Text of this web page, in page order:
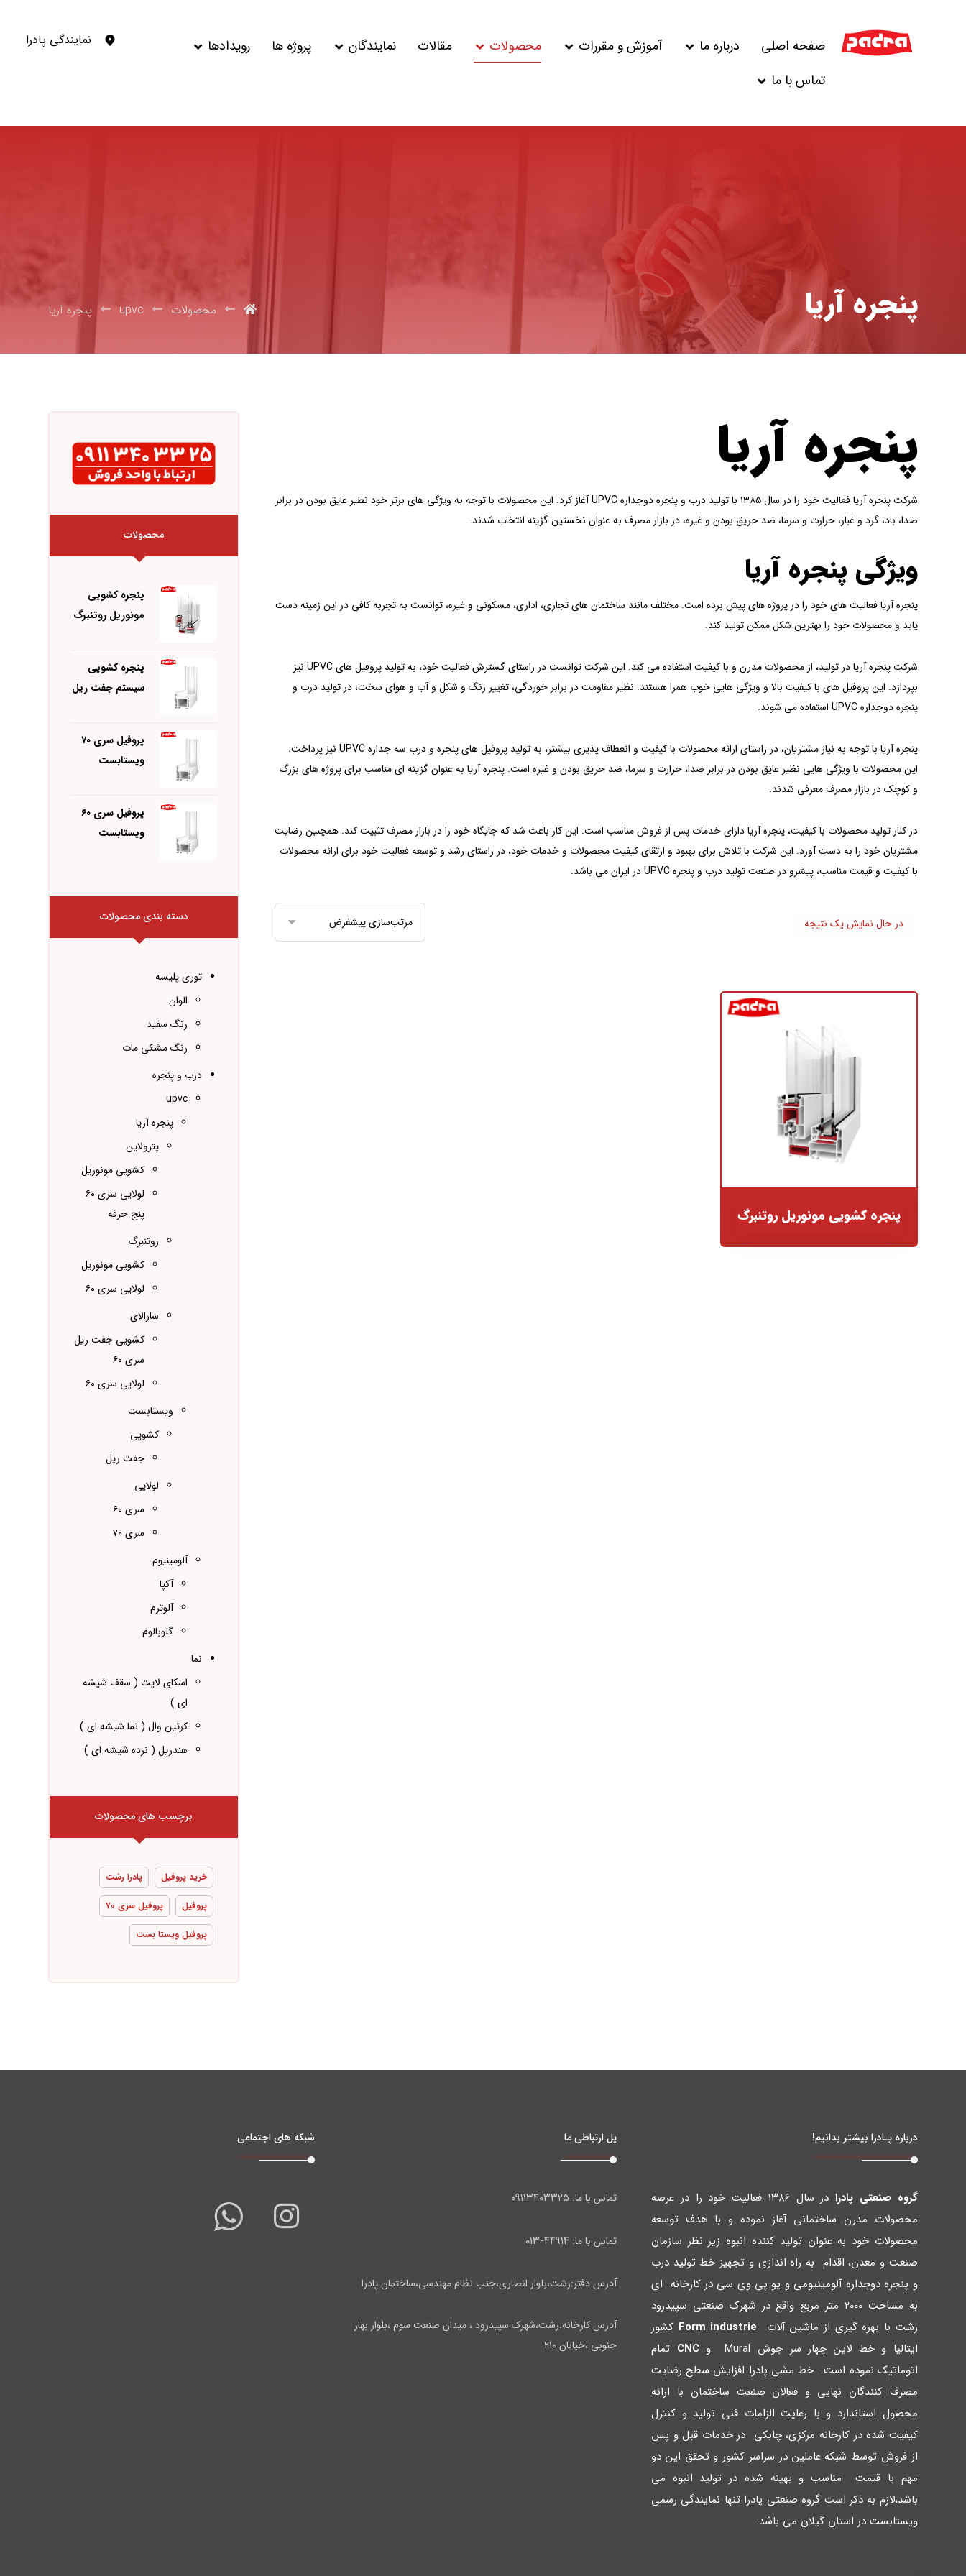
صفحه اصلی درباره ما آموزش و مقررات محصولات مقالات نمایندگان پروژه ها
رویدادها
تماس با ما
نمایندگی پادرا
پنجره آریا محصولات upvc پنجره آریا
پنجره آریا
شرکت پنجره آریا فعالیت خود را در سال ۱۳۸۵ با تولید درب و پنجره دوجداره UPVC آغاز کرد. این محصولات با توجه به ویژگی های برتر خود نظیر عایق بودن در برابر
صدا، باد، گرد و غبار، حرارت و سرما، ضد حریق بودن و غیره، در بازار مصرف به عنوان نخستین گزینه انتخاب شدند.
ویژگی پنجره آریا
پنجره آریا فعالیت های خود را در پروژه های پیش برده است. مختلف مانند ساختمان های تجاری، اداری، مسکونی و غیره، توانست به تجربه کافی در این زمینه دست
یابد و محصولات خود را بهترین شکل ممکن تولید کند.
شرکت پنجره آریا در تولید، از محصولات مدرن و با کیفیت استفاده می کند. این شرکت توانست در راستای گسترش فعالیت خود، به تولید پروفیل های UPVC نیز
بپردازد. این پروفیل های با کیفیت بالا و ویژگی هایی خوب همرا هستند. نظیر مقاومت در برابر خوردگی، تغییر رنگ و شکل و آب و هوای سخت، در تولید درب و
پنجره دوجداره UPVC استفاده می شوند.
پنجره آریا با توجه به نیاز مشتریان، در راستای ارائه محصولات با کیفیت و انعطاف پذیری بیشتر، به تولید پروفیل های پنجره و درب سه جداره UPVC نیز پرداخت.
این محصولات با ویژگی هایی نظیر عایق بودن در برابر صدا، حرارت و سرما، ضد حریق بودن و غیره است. پنجره آریا به عنوان گزینه ای مناسب برای پروژه های بزرگ
و کوچک در بازار مصرف معرفی شدند.
در کنار تولید محصولات با کیفیت، پنجره‌ آریا دارای خدمات پس از فروش مناسب است. این کار باعث شد که جایگاه خود را در بازار مصرف تثبیت کند. همچنین رضایت
مشتریان خود را به دست آورد. این شرکت با تلاش برای بهبود و ارتقای کیفیت محصولات و خدمات خود، در راستای رشد و توسعه فعالیت خود برای ارائه محصولات
با کیفیت و قیمت مناسب، پیشرو در صنعت تولید درب و پنجره UPVC در ایران می باشد.
در حال نمایش یک نتیجه
پنجره کشویی مونوریل روتنبرگ
محصولات
پنجره کشویی
مونوریل روتنبرگ
پنجره کشویی
سیستم جفت ریل
پروفیل سری ۷۰
ویستابست
پروفیل سری ۶۰
ویستابست
دسته بندی محصولات
توری پلیسه
الوان
رنگ سفید
رنگ مشکی مات
درب و پنجره
upvc
پنجره آریا
پترولاین
کشویی مونوریل
لولایی سری ۶۰
پنج حرفه
روتنبرگ
کشویی مونوریل
لولایی سری ۶۰
سارالای
کشویی جفت ریل
سری ۶۰
لولایی سری ۶۰
ویستابست
کشویی
جفت ریل
لولایی
سری ۶۰
سری ۷۰
آلومینیوم
آکپا
آلوترم
گلوبالوم
نما
اسکای لایت ( سقف شیشه
ای )
کرتین وال ( نما شیشه ای )
هندریل ( نرده شیشه ای )
برچسب های محصولات
خرید پروفیل پادرا رشت
پروفیل پروفیل سری ۷۰
پروفیل ویستا بست
درباره پـادرا بیشتر بدانیم!
گروه صنعتی پادرا
در سال ۱۳۸۶ فعالیت خود را در عرصه
محصولات مدرن ساختمانی آغاز نموده و با هدف توسعه
محصولات خود به عنوان تولید کننده انبوه زیر نظر سازمان
صنعت و معدن، اقدام به راه اندازي و تجهیز خط تولید درب
و پنجره دوجداره آلومینیومی و یو پی وي سی در کارخانه اي
به مساحت ۲۰۰۰ متر مربع واقع در شهرك صنعتی سپیدرود
رشت با بهره گیري از ماشین آلات Form industrie کشور
ایتالیا و خط لاین چهار سر جوش Mural و
CNC تمام
اتوماتیک نموده است. خط مشی پادرا افزایش سطح رضایت
مصرف کنندگان نهایی و فعالان صنعت ساختمان با ارائه
محصول استاندارد و با رعایت الزامات فنی تولید و کنترل
کیفیت شده در کارخانه مرکزي، چابکی در خدمات قبل و پس
از فروش توسط شبکه عاملین در سراسر کشور و تحقق این دو
مهم با قیمت مناسب و بهینه شده در تولید انبوه می
باشد،لازم به ذکر است گروه صنعتی پادرا تنها نمایندگی رسمی
ویستابست در استان گیلان می باشد.
پل ارتباطی ما
تماس با ما:۰۹۱۱۳۴۰۳۳۲۵
تماس با ما: ۴۴۹۱۴-۰۱۳
آدرس دفتر:رشت،بلوار انصاری،جنب نظام مهندسی،ساختمان پادرا
آدرس کارخانه:رشت،شهرک سپیدرود ، میدان صنعت سوم ،بلوار بهار
جنوبی ،خیابان ۲۱۰
شبکه های اجتماعی